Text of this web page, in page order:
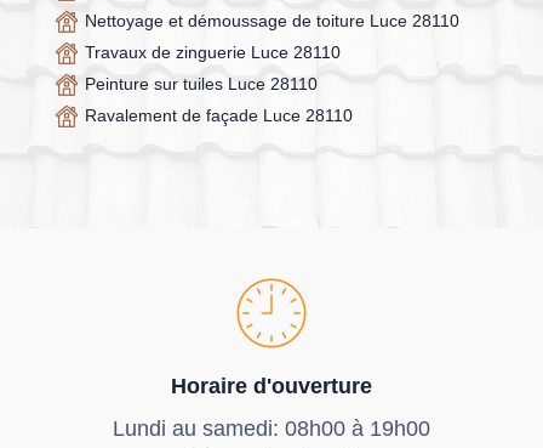
Nettoyage et démoussage de toiture Luce 28110
Travaux de zinguerie Luce 28110
Peinture sur tuiles Luce 28110
Ravalement de façade Luce 28110
Horaire d'ouverture
Lundi au samedi: 08h00 à 19h00